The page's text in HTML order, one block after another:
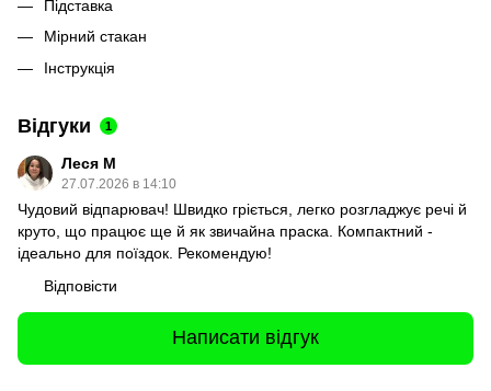
Підставка
Мірний стакан
Інструкція
Відгуки 1
Леся М
27.07.2026 в 14:10
Чудовий відпарювач! Швидко гріється, легко розгладжує речі й
круто, що працює ще й як звичайна праска. Компактний -
ідеально для поїздок. Рекомендую!
Відповісти
Написати відгук